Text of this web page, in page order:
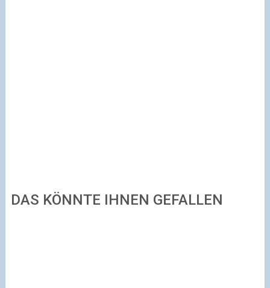
DAS KÖNNTE IHNEN GEFALLEN